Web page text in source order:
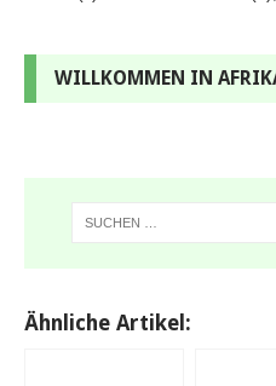
WILLKOMMEN IN
Ähnliche Artikel: